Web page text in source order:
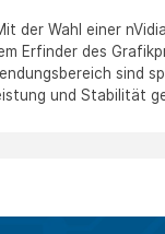
der Wahl einer
Erfinder des
sind
und Stabilität